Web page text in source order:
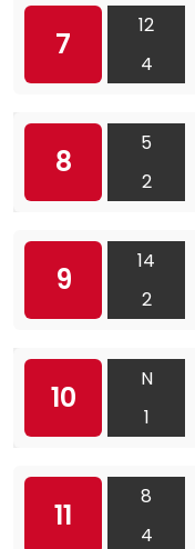
7
12
4
8
5
2
9
14
2
10
N
1
11
8
4